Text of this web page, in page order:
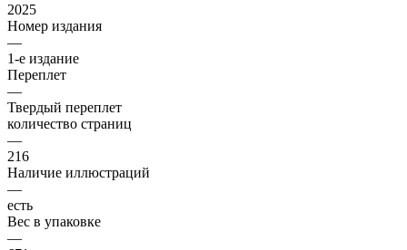
2025
Номер издания
—
1-е издание
Переплет
—
Твердый переплет
количество страниц
—
216
Наличие иллюстраций
—
есть
Вес в упаковке
—